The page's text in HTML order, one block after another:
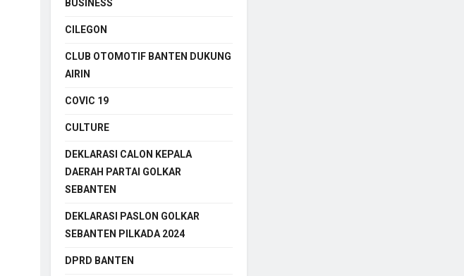
BUSINESS
CILEGON
CLUB OTOMOTIF BANTEN DUKUNG
AIRIN
COVIC 19
CULTURE
DEKLARASI CALON KEPALA
DAERAH PARTAI GOLKAR
SEBANTEN
DEKLARASI PASLON GOLKAR
SEBANTEN PILKADA 2024
DPRD BANTEN